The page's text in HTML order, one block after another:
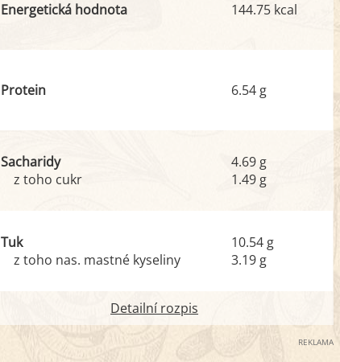
Energetická hodnota 144.75 kcal
Protein 6.54 g
Sacharidy
z toho cukr
4.69 g
1.49 g
Tuk
z toho nas. mastné kyseliny
10.54 g
3.19 g
Detailní rozpis
REKLAMA